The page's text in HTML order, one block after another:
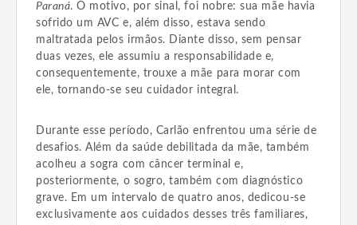
Paraná. O motivo, por sinal, foi nobre: sua mãe havia
sofrido um AVC e, além disso, estava sendo
maltratada pelos irmãos. Diante disso, sem pensar
duas vezes, ele assumiu a responsabilidade e,
consequentemente, trouxe a mãe para morar com
ele, tornando-se seu cuidador integral.
Durante esse período, Carlão enfrentou uma série de
desafios. Além da saúde debilitada da mãe, também
acolheu a sogra com câncer terminal e,
posteriormente, o sogro, também com diagnóstico
grave. Em um intervalo de quatro anos, dedicou-se
exclusivamente aos cuidados desses três familiares,